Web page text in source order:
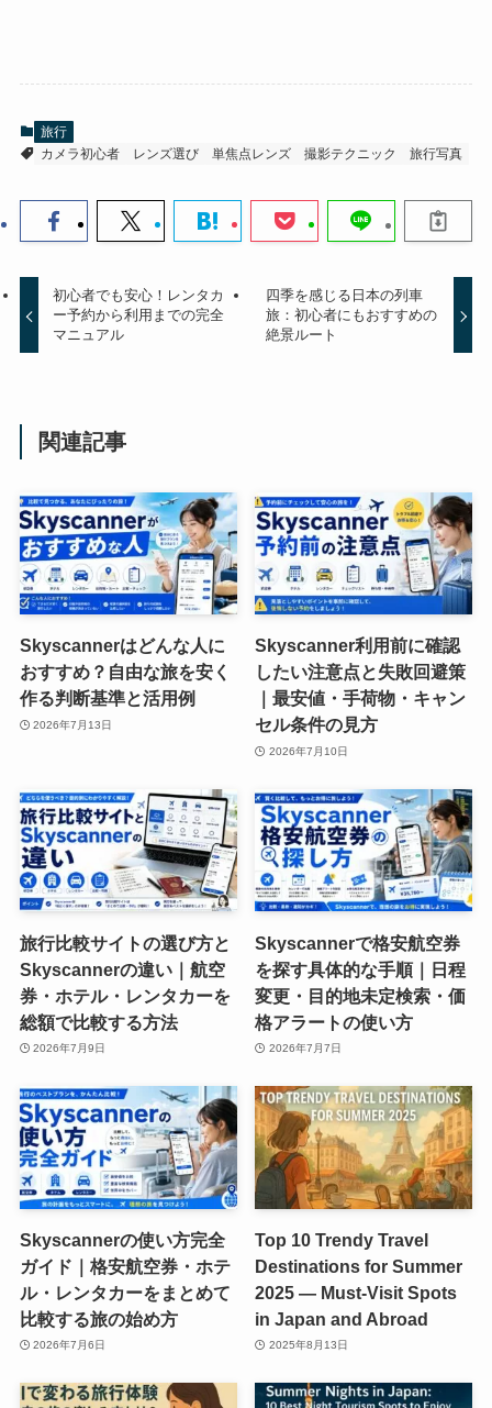
旅行
カメラ初心者
レンズ選び 単焦点レンズ 撮影テクニック 旅行写真
初心者でも安心！レンタカ
ー予約から利用までの完全
マニュアル
四季を感じる日本の列車
旅：初心者にもおすすめの
絶景ルート
関連記事
Skyscannerはどんな人に
おすすめ？自由な旅を安く
作る判断基準と活用例
2026年7月13日
Skyscanner利用前に確認
したい注意点と失敗回避策
｜最安値・手荷物・キャン
セル条件の見方
2026年7月10日
旅行比較サイトの選び方と
Skyscannerの違い｜航空
券・ホテル・レンタカーを
総額で比較する方法
2026年7月9日
Skyscannerで格安航空券
を探す具体的な手順｜日程
変更・目的地未定検索・価
格アラートの使い方
2026年7月7日
Skyscannerの使い方完全
ガイド｜格安航空券・ホテ
ル・レンタカーをまとめて
比較する旅の始め方
2026年7月6日
Top 10 Trendy Travel
Destinations for Summer
2025 — Must-Visit Spots
in Japan and Abroad
2025年8月13日